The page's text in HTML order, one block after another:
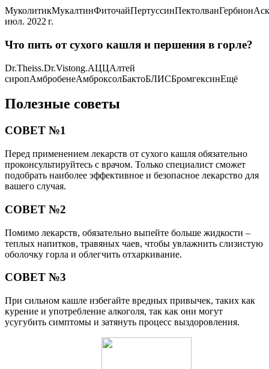
июл. 2022 г.
Что пить от сухого кашля и першения в горле?
Dr.Theiss.Dr.Vistong.АЦЦАлтей
сиропАмбробенеАмброксолБактоБЛИСБромгексинЕщё
Полезные советы
СОВЕТ №1
Перед применением лекарств от сухого кашля обязательно
проконсультируйтесь с врачом. Только специалист сможет
подобрать наиболее эффективное и безопасное лекарство для
вашего случая.
СОВЕТ №2
Помимо лекарств, обязательно выпейте больше жидкости –
теплых напитков, травяных чаев, чтобы увлажнить слизистую
оболочку горла и облегчить отхаркивание.
СОВЕТ №3
При сильном кашле избегайте вредных привычек, таких как
курение и употребление алкоголя, так как они могут
усугубить симптомы и затянуть процесс выздоровления.